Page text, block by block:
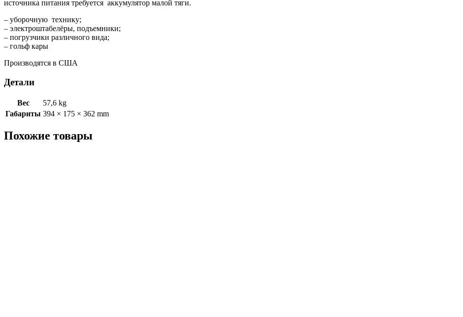
источника питания требуется аккумулятор малой тяги.
– уборочную технику;
– электроштабелёры, подъемники;
– погрузчики различного вида;
– гольф кары
Производятся в США
Детали
Вес
57,6 kg
Габариты 394 × 175 × 362 mm
Похожие товары